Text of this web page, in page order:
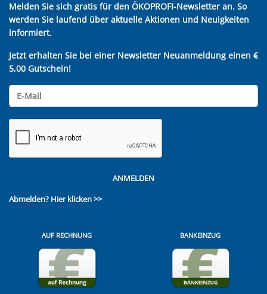
Melden Sie sich gratis für den ÖKOPROFI-Newsletter an. So
werden Sie laufend über aktuelle Aktionen und Neuigkeiten
informiert.
Jetzt erhalten Sie bei einer Newsletter Neuanmeldung einen €
5,00 Gutschein!
ANMELDEN
Abmelden? Hier klicken >>
AUF RECHNUNG BANKEINZUG